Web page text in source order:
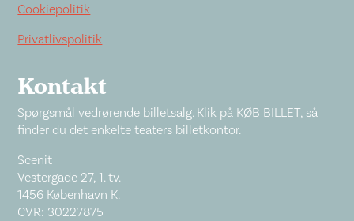
Cookiepolitik
Privatlivspolitik
Kontakt
Spørgsmål vedrørende billetsalg. Klik på KØB BILLET, så
finder du det enkelte teaters billetkontor.
Scenit
Vestergade 27, 1. tv.
1456 København K.
CVR: 30227875